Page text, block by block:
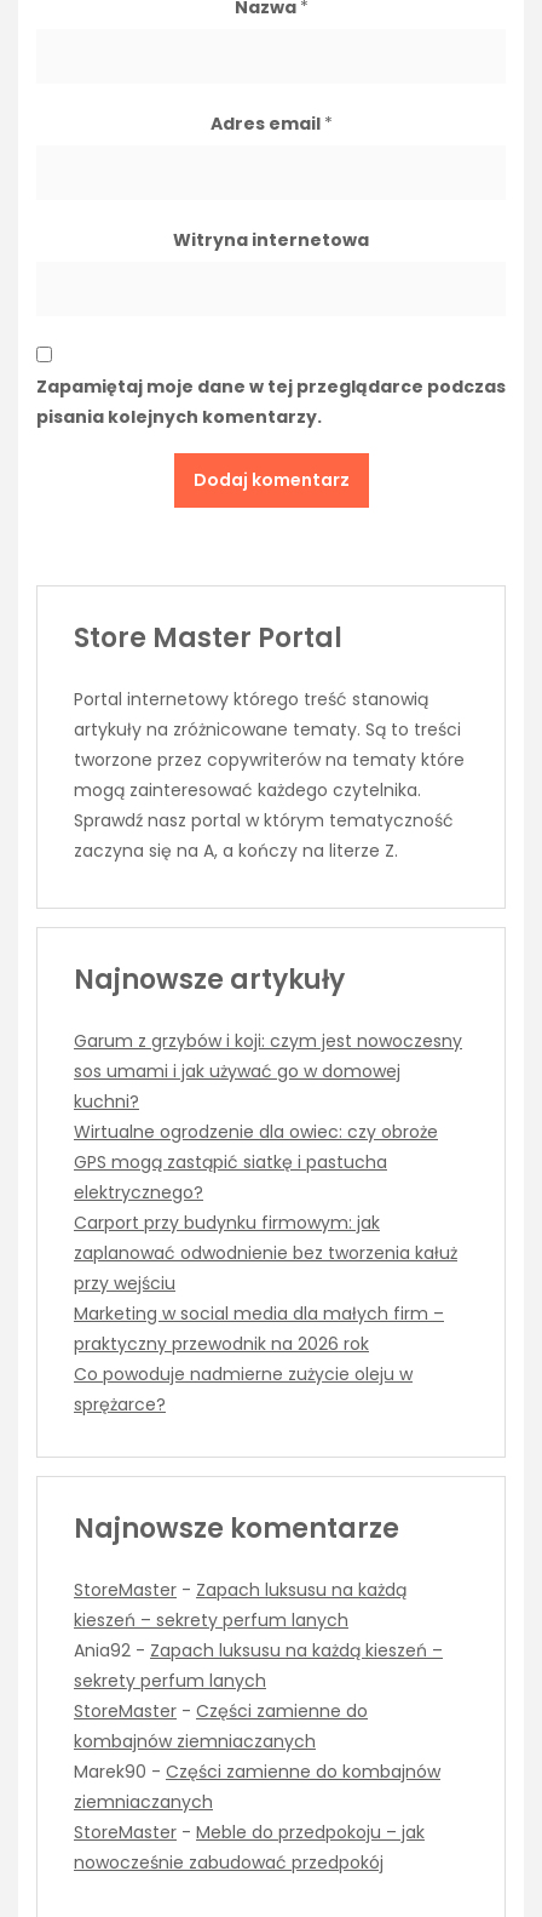
Nazwa *
Adres email *
Witryna internetowa
Zapamiętaj moje dane w tej przeglądarce podczas
pisania kolejnych komentarzy.
Store Master Portal
Portal internetowy którego treść stanowią
artykuły na zróżnicowane tematy. Są to treści
tworzone przez copywriterów na tematy które
mogą zainteresować każdego czytelnika.
Sprawdź nasz portal w którym tematyczność
zaczyna się na A, a kończy na literze Z.
Najnowsze artykuły
Garum z grzybów i koji: czym jest nowoczesny
sos umami i jak używać go w domowej
kuchni?
Wirtualne ogrodzenie dla owiec: czy obroże
GPS mogą zastąpić siatkę i pastucha
elektrycznego?
Carport przy budynku firmowym: jak
zaplanować odwodnienie bez tworzenia kałuż
przy wejściu
Marketing w social media dla małych firm –
praktyczny przewodnik na 2026 rok
Co powoduje nadmierne zużycie oleju w
sprężarce?
Najnowsze komentarze
StoreMaster - Zapach luksusu na każdą
kieszeń – sekrety perfum lanych
Ania92 - Zapach luksusu na każdą kieszeń –
sekrety perfum lanych
StoreMaster - Części zamienne do
kombajnów ziemniaczanych
Marek90 - Części zamienne do kombajnów
ziemniaczanych
StoreMaster - Meble do przedpokoju – jak
nowocześnie zabudować przedpokój